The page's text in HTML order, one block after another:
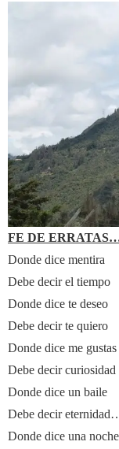
FE DE
Donde dice mentira
Debe decir el tiempo
Donde dice te deseo
Debe decir te quiero
Donde dice me gustas
Debe decir curiosidad
Donde dice un baile
Debe decir
Donde dice una noche